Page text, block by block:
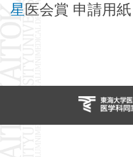
星医会賞 申請用紙